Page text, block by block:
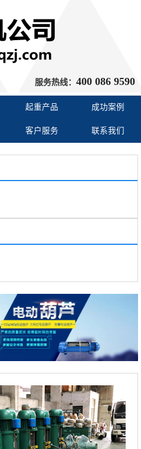
服务热线： 400 086 9590
起重产品 成功案例
客户服务 联系我们